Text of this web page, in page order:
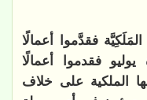
فقدَّموا أعمالًا
فقدموا أعمالًا
الملكية على خلاف